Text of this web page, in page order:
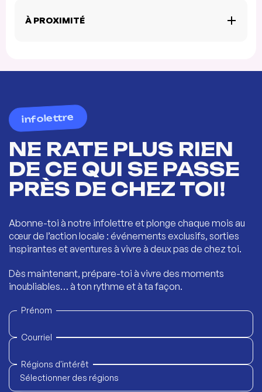
À PROXIMITÉ
infolettre
NE RATE PLUS RIEN
DE CE QUI SE PASSE
PRÈS DE CHEZ TOI!
Abonne-toi à notre infolettre et plonge chaque mois au
cœur de l’action locale : événements exclusifs, sorties
inspirantes et aventures à vivre à deux pas de chez toi.
Dès maintenant, prépare-toi à vivre des moments
inoubliables… à ton rythme et à ta façon.
Prénom
Courriel
Régions d'intérêt
Sélectionner des régions